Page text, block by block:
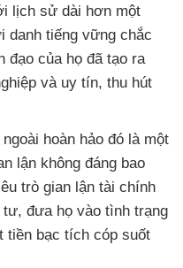
lịch sử dài hơn một
danh tiếng vững chắc
đạo của họ đã tạo ra
và uy tín, thu hút
hoàn hảo đó là một
lận không đáng bao
trò gian lận tài chính
tư, đưa họ vào tình trạng
tiền bạc tích cóp suốt